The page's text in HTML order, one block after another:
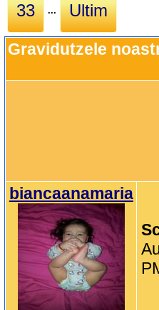
33 ... Ultim
Gravidutzele
biancaanamaria